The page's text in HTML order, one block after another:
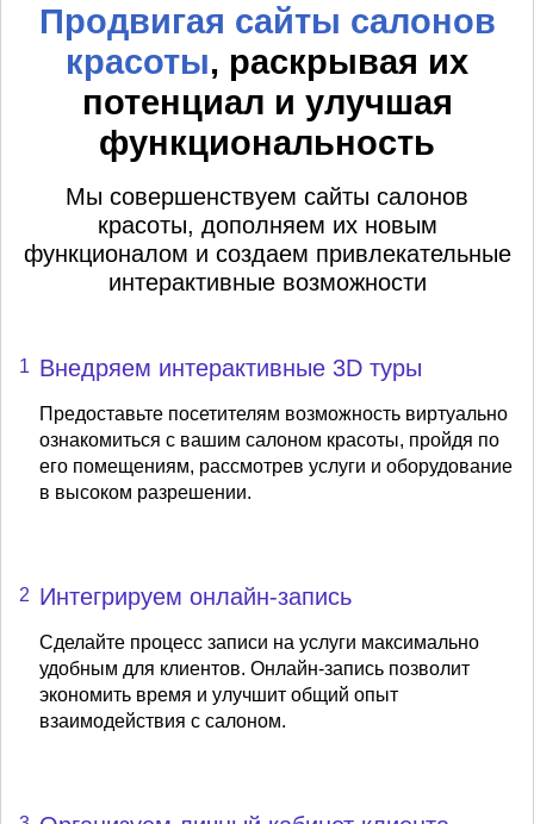
Продвигая сайты салонов
красоты, раскрывая их
потенциал и улучшая
функциональность
Мы совершенствуем сайты салонов
красоты, дополняем их новым
функционалом и создаем привлекательные
интерактивные возможности
1 Внедряем интерактивные 3D туры
Предоставьте посетителям возможность виртуально
ознакомиться с вашим салоном красоты, пройдя по
его помещениям, рассмотрев услуги и оборудование
в высоком разрешении.
2 Интегрируем онлайн-запись
Сделайте процесс записи на услуги максимально
удобным для клиентов. Онлайн-запись позволит
экономить время и улучшит общий опыт
взаимодействия с салоном.